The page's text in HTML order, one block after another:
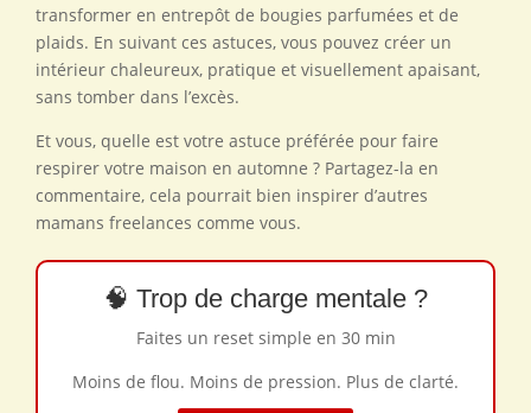
transformer en entrepôt de bougies parfumées et de
plaids. En suivant ces astuces, vous pouvez créer un
intérieur chaleureux, pratique et visuellement apaisant,
sans tomber dans l’excès.
Et vous, quelle est votre astuce préférée pour faire
respirer votre maison en automne ? Partagez-la en
commentaire, cela pourrait bien inspirer d’autres
mamans freelances comme vous.
🧠 Trop de charge mentale ?
Faites un reset simple en 30 min
Moins de flou. Moins de pression. Plus de clarté.